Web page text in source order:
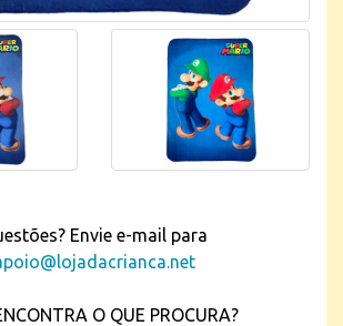
Envie e-mail para
O QUE PROCURA?